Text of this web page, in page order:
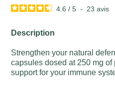
4.6 / 5 - 23avis
Description
Strengthen your natural
capsules dosed at 250 mg
support for your immune